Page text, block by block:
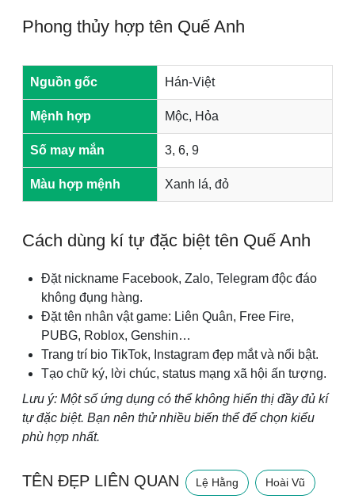
Phong thủy hợp tên Quế Anh
Nguồn gốc Hán-Việt
Mệnh hợp Mộc, Hỏa
Số may mắn 3, 6, 9
Màu hợp mệnh Xanh lá, đỏ
Cách dùng kí tự đặc biệt tên Quế Anh
Đặt nickname Facebook, Zalo, Telegram độc đáo
không đụng hàng.
Đặt tên nhân vật game: Liên Quân, Free Fire,
PUBG, Roblox, Genshin…
Trang trí bio TikTok, Instagram đẹp mắt và nổi bật.
Tạo chữ ký, lời chúc, status mạng xã hội ấn tượng.
Lưu ý: Một số ứng dụng có thể không hiển thị đầy đủ kí
tự đặc biệt. Bạn nên thử nhiều biến thể để chọn kiểu
phù hợp nhất.
TÊN ĐẸP LIÊN QUAN Lệ Hằng Hoài Vũ